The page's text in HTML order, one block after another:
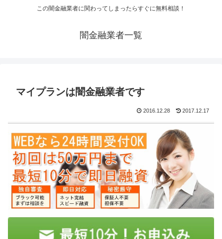
この闇金融業者に関わってしまったらすぐに無料相談！
闇金融業者一覧
マイプランは闇金融業者です
2016.12.28 2017.12.17